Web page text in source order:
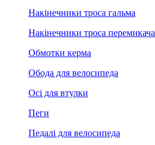
Накінечники троса гальма
Накінечники троса перемикача
Обмотки керма
Обода для велосипеда
Осі для втулки
Пеги
Педалі для велосипеда